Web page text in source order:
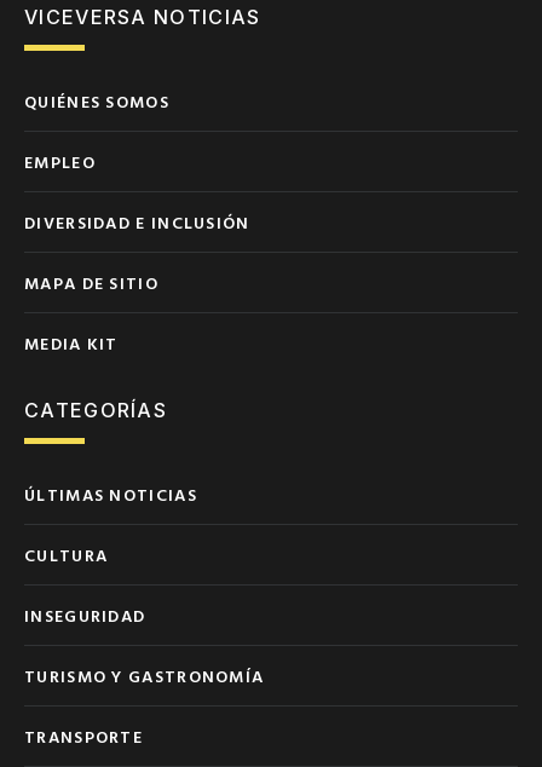
VICEVERSA NOTICIAS
QUIÉNES SOMOS
EMPLEO
DIVERSIDAD E INCLUSIÓN
MAPA DE SITIO
MEDIA KIT
CATEGORÍAS
ÚLTIMAS NOTICIAS
CULTURA
INSEGURIDAD
TURISMO Y GASTRONOMÍA
TRANSPORTE